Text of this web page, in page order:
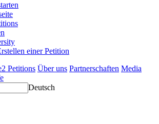
einer Petition
Petitions Über uns Partnerschaften Media
Deutsch